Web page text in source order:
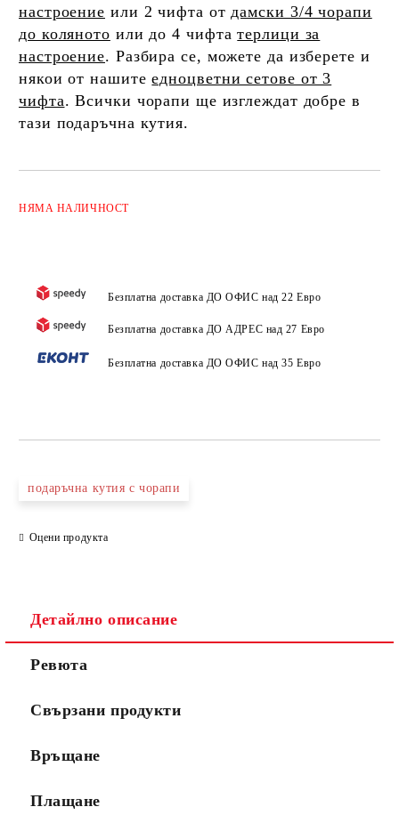
настроение или 2 чифта отдамски 3/4 чорапи
до коляното или до 4 чифтатерлици за
настроение. Разбира се, можете да изберете и
някои от нашитеедноцветни сетове от 3
чифта. Всички чорапи ще изглеждат добре в
тази подаръчна кутия.
НЯМА НАЛИЧНОСТ
Безплатна доставка ДО ОФИС над 22 Евро
Безплатна доставка ДО АДРЕС над 27 Евро
Безплатна доставка ДО ОФИС над 35 Евро
подаръчна кутия с чорапи
Оцени продукта
Детайлно описание
Ревюта
Свързани продукти
Връщане
Плащане